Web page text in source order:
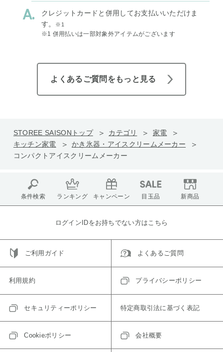
クレジットカードと併用してお支払いいただけま
す。
※1
※1 併用払いは一部対象外アイテムがございます
よくあるご質問をもっと見る
STOREE SAISONトップ カテゴリ
家電
キッチン家電
かき氷器・アイスクリームメーカー
コンパクトアイスクリームメーカー
条件検索 ランキング キャンペーン 目玉品 新商品
ログインIDをお持ちでない方はこちら
ご利用ガイド よくあるご質問
利用規約 プライバシーポリシー
セキュリティーポリシー 特定商取引法に基づく表記
Cookieポリシー 会社概要